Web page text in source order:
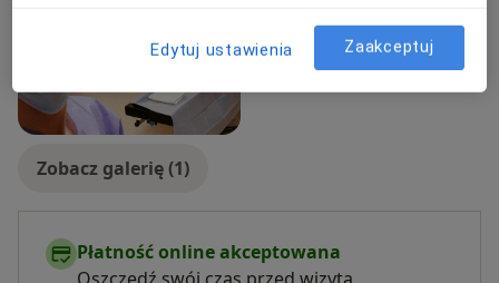
Zobacz galerię (1)
Płatność online akceptowana
Edytuj ustawienia Zaakceptuj